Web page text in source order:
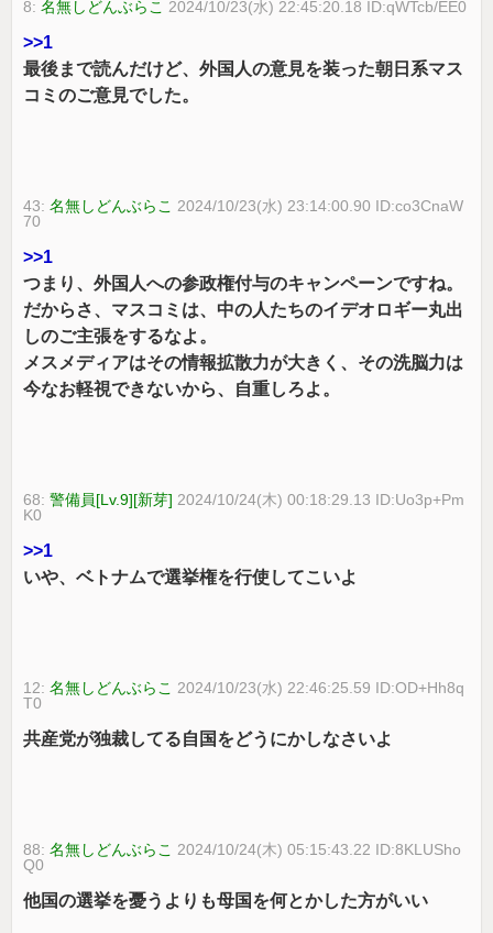
8:名無しどんぶらこ 2024/10/23(水) 22:45:20.18 ID:qWTcb/EE0
>>1
最後まで読んだけど、外国人の意見を装った朝日系マス
コミのご意見でした。
43:名無しどんぶらこ 2024/10/23(水) 23:14:00.90 ID:co3CnaW
70
>>1
つまり、外国人への参政権付与のキャンペーンですね。
だからさ、マスコミは、中の人たちのイデオロギー丸出
しのご主張をするなよ。
メスメディアはその情報拡散力が大きく、その洗脳力は
今なお軽視できないから、自重しろよ。
68:警備員[Lv.9][新芽] 2024/10/24(木) 00:18:29.13 ID:Uo3p+Pm
K0
>>1
いや、ベトナムで選挙権を行使してこいよ
12:名無しどんぶらこ 2024/10/23(水) 22:46:25.59 ID:OD+Hh8q
T0
共産党が独裁してる自国をどうにかしなさいよ
88:名無しどんぶらこ 2024/10/24(木) 05:15:43.22 ID:8KLUSho
Q0
他国の選挙を憂うよりも母国を何とかした方がいい